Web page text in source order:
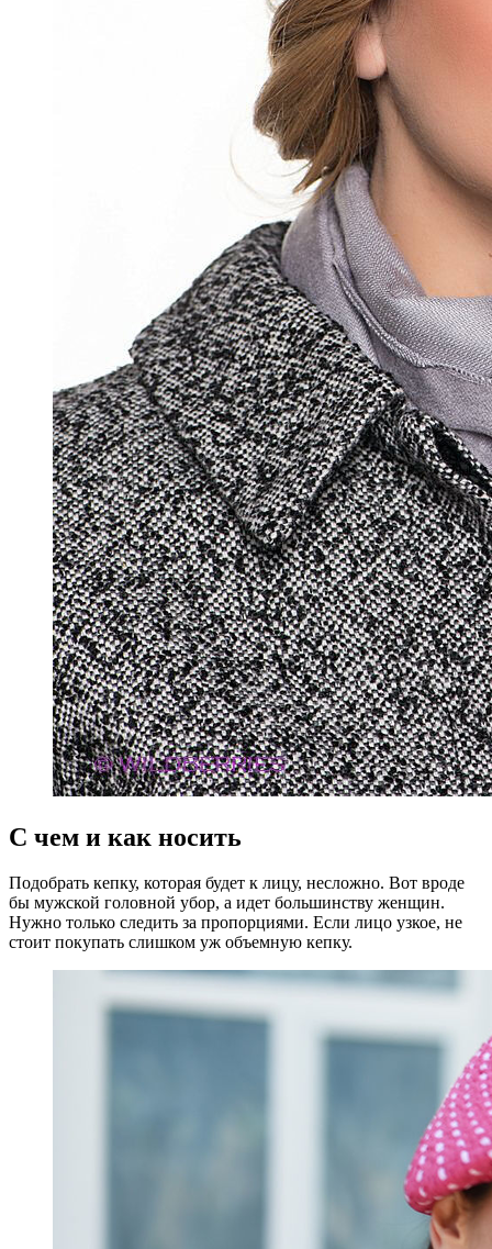
С чем и как носить
Подобрать кепку, которая будет к лицу, несложно. Вот вроде
бы мужской головной убор, а идет большинству женщин.
Нужно только следить за пропорциями. Если лицо узкое, не
стоит покупать слишком уж объемную кепку.